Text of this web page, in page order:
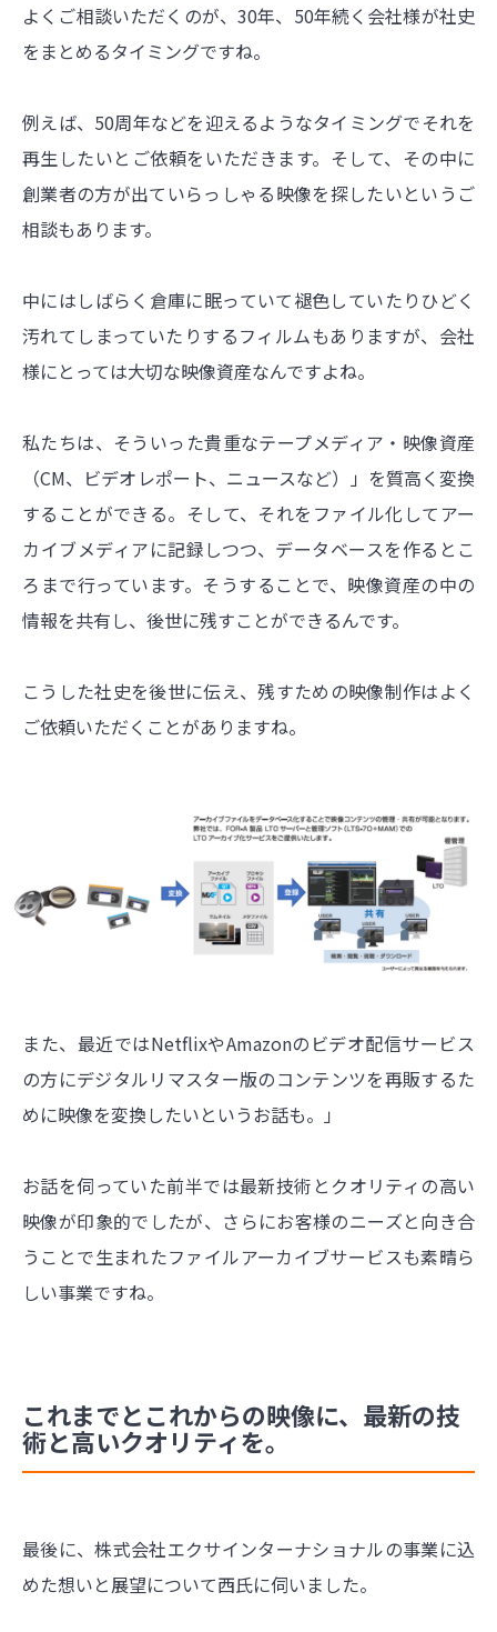
よくご相談いただくのが、30年、50年続く会社様が社史
をまとめるタイミングですね。
例えば、50周年などを迎えるようなタイミングでそれを
再生したいとご依頼をいただきます。そして、その中に
創業者の方が出ていらっしゃる映像を探したいというご
相談もあります。
中にはしばらく倉庫に眠っていて褪色していたりひどく
汚れてしまっていたりするフィルムもありますが、会社
様にとっては大切な映像資産なんですよね。
私たちは、そういった貴重なテープメディア・映像資産
（CM、ビデオレポート、ニュースなど）」を質高く変換
することができる。そして、それをファイル化してアー
カイブメディアに記録しつつ、データベースを作るとこ
ろまで行っています。そうすることで、映像資産の中の
情報を共有し、後世に残すことができるんです。
こうした社史を後世に伝え、残すための映像制作はよく
ご依頼いただくことがありますね。
また、最近ではNetflixやAmazonのビデオ配信サービス
の方にデジタルリマスター版のコンテンツを再販するた
めに映像を変換したいというお話も。」
お話を伺っていた前半では最新技術とクオリティの高い
映像が印象的でしたが、さらにお客様のニーズと向き合
うことで生まれたファイルアーカイブサービスも素晴ら
しい事業ですね。
これまでとこれからの映像に、最新の技
術と高いクオリティを。
最後に、株式会社エクサインターナショナルの事業に込
めた想いと展望について西氏に伺いました。